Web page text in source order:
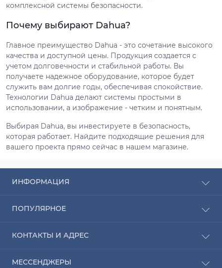
комплексной системы безопасности.
Почему выбирают Dahua?
Главное преимущество Dahua - это сочетание высокого
качества и доступной цены. Продукция создается с
учетом долговечности и стабильной работы. Вы
получаете надежное оборудование, которое будет
служить вам долгие годы, обеспечивая спокойствие.
Технологии Dahua делают системы простыми в
использовании, а изображение - четким и понятным.
Выбирая Dahua, вы инвестируете в безопасность,
которая работает. Найдите подходящие решения для
вашего проекта прямо сейчас в нашем магазине.
ИНФОРМАЦИЯ
Оплата
О компании
Карта сайта
ПОПУЛЯРНОЕ
Насосы для воды
Котлы отопления
КОНТАКТЫ И АДРЕС
до 14:00
МЕССЕНДЖЕРЫ